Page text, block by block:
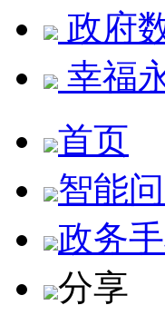
政府
幸福
首页
智能
政务
分享